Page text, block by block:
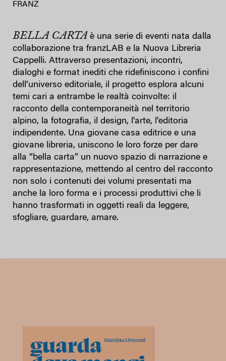
FRANZ
BELLA CARTA è una serie di eventi nata dalla
collaborazione tra franzLAB e la Nuova Libreria
Cappelli. Attraverso presentazioni, incontri,
dialoghi e format inediti che ridefiniscono i confini
dell’universo editoriale, il progetto esplora alcuni
temi cari a entrambe le realtà coinvolte: il
racconto della contemporaneità nel territorio
alpino, la fotografia, il design, l'arte, l’editoria
indipendente. Una giovane casa editrice e una
giovane libreria, uniscono le loro forze per dare
alla “bella carta” un nuovo spazio di narrazione e
rappresentazione, mettendo al centro del racconto
non solo i contenuti dei volumi presentati ma
anche la loro forma e i processi produttivi che li
hanno trasformati in oggetti reali da leggere,
sfogliare, guardare, amare.